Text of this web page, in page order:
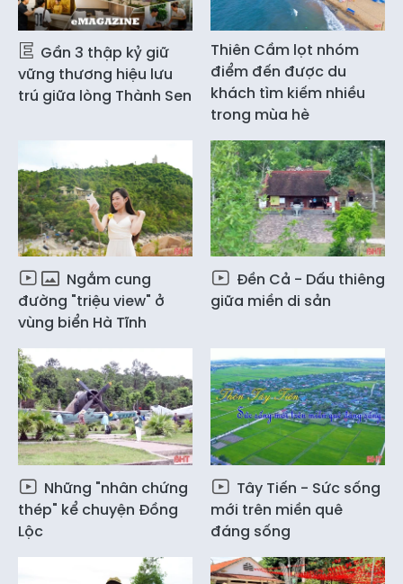
Gần 3 thập kỷ giữ
vững thương hiệu lưu
trú giữa lòng Thành Sen
Thiên Cầm lọt nhóm
điểm đến được du
khách tìm kiếm nhiều
trong mùa hè
Ngắm cung
đường "triệu view" ở
vùng biển Hà Tĩnh
Đền Cả - Dấu thiêng
giữa miền di sản
Những "nhân chứng
thép" kể chuyện Đồng
Lộc
Tây Tiến - Sức sống
mới trên miền quê
đáng sống